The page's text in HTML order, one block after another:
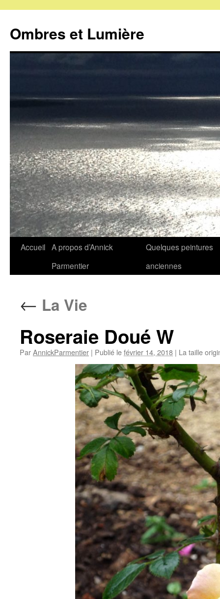
Ombres et Lumière
Aller
Accueil A propos d’Annick
Parmentier
Quelques peintures
anciennes
← La Vie
Roseraie Doué W
ParAnnickParmentier | Publié lefévrier 14, 2018 | La taille